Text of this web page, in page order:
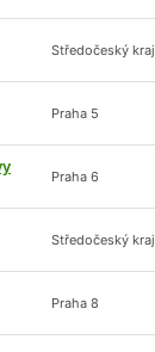
Středočeský kraj
Praha 5
Praha 6
Středočeský kraj
Praha 8